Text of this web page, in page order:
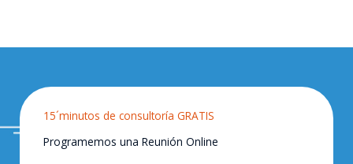
15´minutos de consultoría GRATIS
Programemos una Reunión Online